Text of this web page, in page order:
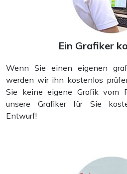
Mappen
Ein Grafiker
Wenn Sie einen eigenen
werden wir ihn kostenlos
Sie keine eigene Grafik vom
unsere Grafiker für Sie
Entwurf!